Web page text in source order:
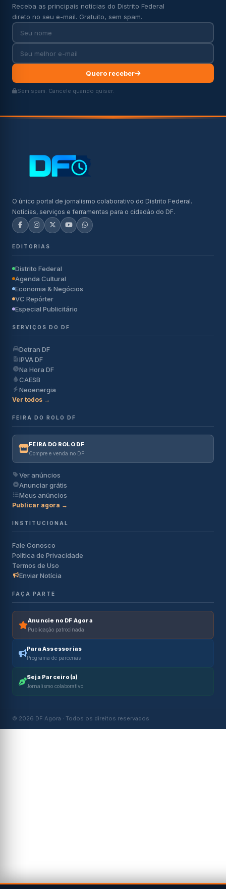
Receba as principais notícias do Distrito Federal
direto no seu e-mail. Gratuito, sem spam.
Quero receber
Sem spam. Cancele quando quiser.
O único portal de jornalismo colaborativo do Distrito Federal.
Notícias, serviços e ferramentas para o cidadão do DF.
EDITORIAS
Distrito Federal
Agenda Cultural
Economia & Negócios
VC Repórter
Especial Publicitário
SERVIÇOS DO DF
Detran DF
IPVA DF
Na Hora DF
CAESB
Neoenergia
Ver todos →
FEIRA DO ROLO DF
FEIRA DO ROLO DF
Compre e venda no DF
Ver anúncios
Anunciar grátis
Meus anúncios
Publicar agora →
INSTITUCIONAL
Fale Conosco
Política de Privacidade
Termos de Uso
Enviar Notícia
FAÇA PARTE
Anuncie no DF Agora
Publicação patrocinada
Para Assessorias
Programa de parcerias
Seja Parceiro(a)
Jornalismo colaborativo
© 2026 DF Agora · Todos os direitos reservados